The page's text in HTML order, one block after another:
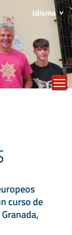
Idioma
curso de